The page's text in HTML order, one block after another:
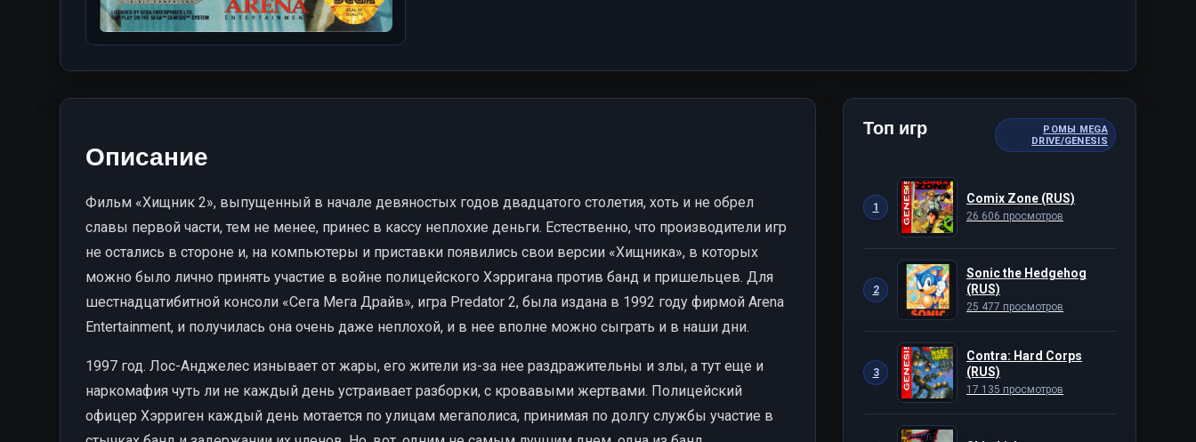
Описание
Фильм «Хищник 2», выпущенный в начале девяностых годов двадцатого столетия, хоть и не обрел
славы первой части, тем не менее, принес в кассу неплохие деньги. Естественно, что производители игр
не остались в стороне и, на компьютеры и приставки появились свои версии «Хищника», в которых
можно было лично принять участие в войне полицейского Хэрригана против банд и пришельцев. Для
шестнадцатибитной консоли «Сега Мега Драйв», игра Predator 2, была издана в 1992 году фирмой Arena
Entertainment, и получилась она очень даже неплохой, и в нее вполне можно сыграть и в наши дни.
1997 год. Лос-Анджелес изнывает от жары, его жители из-за нее раздражительны и злы, а тут еще и
наркомафия чуть ли не каждый день устраивает разборки, с кровавыми жертвами. Полицейский
офицер Хэрриген каждый день мотается по улицам мегаполиса, принимая по долгу службы участие в
Топ игр
РОМЫ MEGA
DRIVE/GENESIS
1
Comix Zone (RUS)
26 606 просмотров
2
Sonic the Hedgehog
(RUS)
25 477 просмотров
3
Contra: Hard Corps
(RUS)
17 135 просмотров